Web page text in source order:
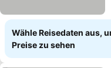
Wähle Reisedaten aus,
Preise zu sehen